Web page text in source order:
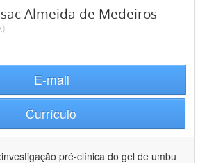
Almeida de Medeiros
E-mail
Currículo
investigação pré-clínica do gel de umbu